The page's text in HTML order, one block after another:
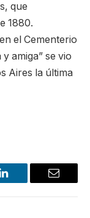
que
1880.
el Cementerio
amiga” se vio
Aires la última
LinkedIn Email